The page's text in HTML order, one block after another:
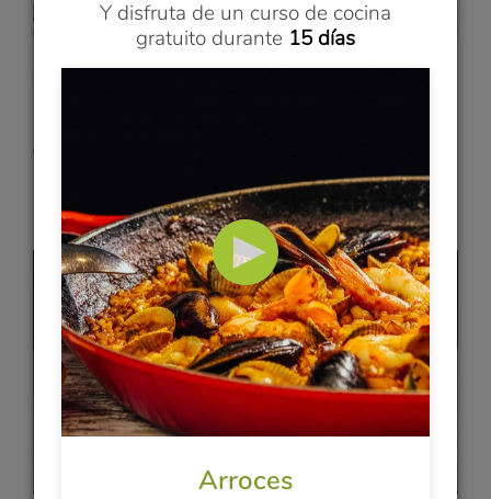
Xavi
Vídeo 3
Ramen Shoyu
Y disfruta de un curso de cocina
gratuito durante 15 días
Arroces